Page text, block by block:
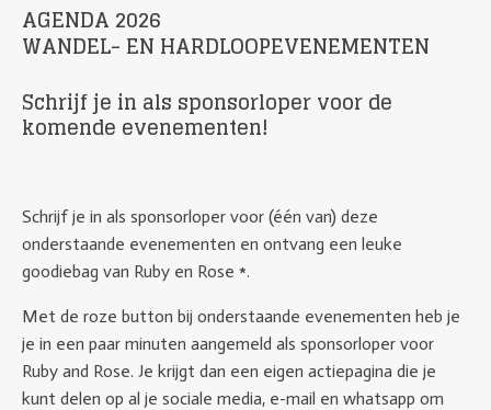
AGENDA 2026
WANDEL- EN HARDLOOPEVENEMENTEN
Schrijf je in als sponsorloper voor de
komende evenementen!
Schrijf je in als sponsorloper voor (één van) deze
onderstaande evenementen en ontvang een leuke
goodiebag van Ruby en Rose *.
Met de roze button bij onderstaande evenementen heb je
je in een paar minuten aangemeld als sponsorloper voor
Ruby and Rose. Je krijgt dan een eigen actiepagina die je
kunt delen op al je sociale media, e-mail en whatsapp om